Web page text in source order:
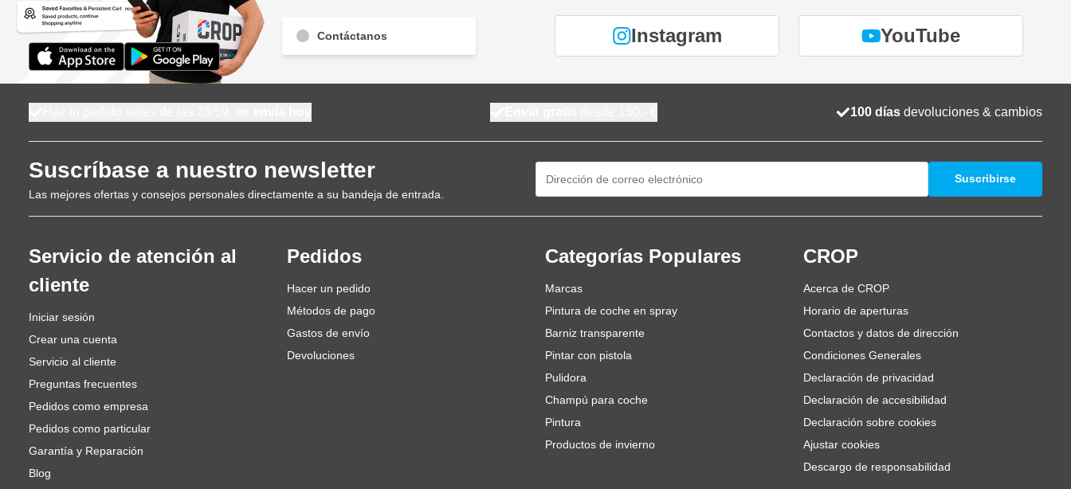
Contáctanos Instagram YouTube
100 días devoluciones & cambios
Suscríbase a nuestro newsletter
Las mejores ofertas y consejos personales directamente a su bandeja de entrada.
Suscribirse
Servicio de atención al
cliente
Iniciar sesión
Crear una cuenta
Servicio al cliente
Preguntas frecuentes
Pedidos como empresa
Pedidos como particular
Garantía y Reparación
Blog
Pedidos
Hacer un pedido
Métodos de pago
Gastos de envío
Devoluciones
Categorías Populares
Marcas
Pintura de coche en spray
Barniz transparente
Pintar con pistola
Pulidora
Champú para coche
Pintura
Productos de invierno
CROP
Acerca de CROP
Horario de aperturas
Contactos y datos de dirección
Condiciones Generales
Declaración de privacidad
Declaración de accesibilidad
Declaración sobre cookies
Ajustar cookies
Descargo de responsabilidad